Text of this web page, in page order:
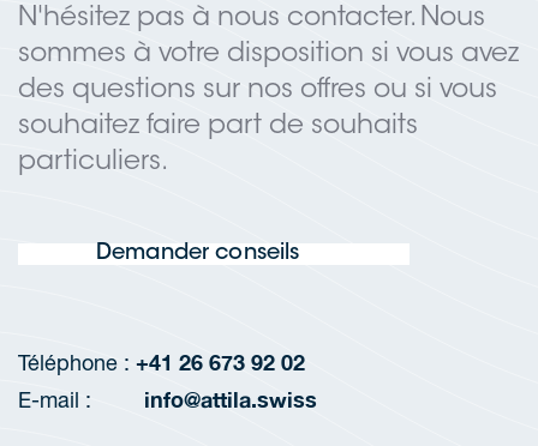
N'hésitez pas à nous contacter. Nous
sommes à votre disposition si vous avez
des questions sur nos offres ou si vous
souhaitez faire part de souhaits
particuliers.
Demander conseils
Téléphone : +41 26 673 92 02
E-mail : info@attila.swiss